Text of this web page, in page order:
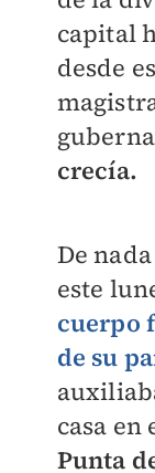
capital
desde
crecía.
De
este
cuerpo
de su
casa en
Punta